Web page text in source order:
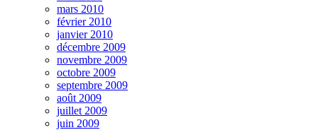
mars 2010
février 2010
janvier 2010
décembre 2009
novembre 2009
octobre 2009
septembre 2009
août 2009
juillet 2009
juin 2009